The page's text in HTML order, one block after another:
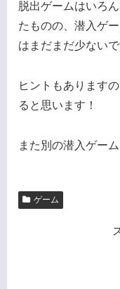
脱出ゲームはいろ
たものの、潜入ゲ
はまだまだ少ないで
ヒントもあります
ると思います！
また別の潜入ゲー
ゲーム